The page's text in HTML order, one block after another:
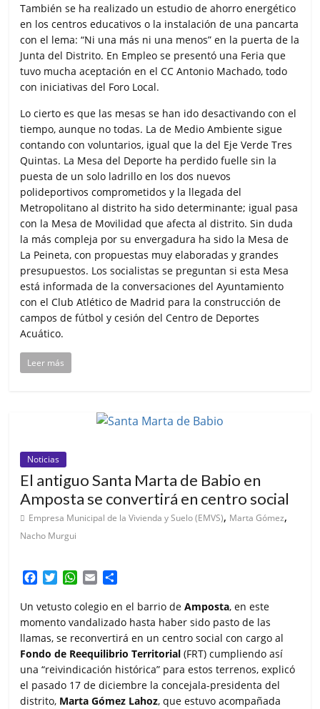
También se ha realizado un estudio de ahorro energético
en los centros educativos o la instalación de una pancarta
con el lema: “Ni una más ni una menos” en la puerta de la
Junta del Distrito. En Empleo se presentó una Feria que
tuvo mucha aceptación en el CC Antonio Machado, todo
con iniciativas del Foro Local.
Lo cierto es que las mesas se han ido desactivando con el
tiempo, aunque no todas. La de Medio Ambiente sigue
contando con voluntarios, igual que la del Eje Verde Tres
Quintas. La Mesa del Deporte ha perdido fuelle sin la
puesta de un solo ladrillo en los dos nuevos
polideportivos comprometidos y la llegada del
Metropolitano al distrito ha sido determinante; igual pasa
con la Mesa de Movilidad que afecta al distrito. Sin duda
la más compleja por su envergadura ha sido la Mesa de
La Peineta, con propuestas muy elaboradas y grandes
presupuestos. Los socialistas se preguntan si esta Mesa
está informada de la conversaciones del Ayuntamiento
con el Club Atlético de Madrid para la construcción de
campos de fútbol y cesión del Centro de Deportes
Acuático.
Leer más
Noticias
El antiguo Santa Marta de Babio en
Amposta se convertirá en centro social
Empresa Municipal de la Vivienda y Suelo (EMVS), Marta Gómez,
Nacho Murgui
c
e
b
o
o
k
i
t
t
e
W
a
t
s
A
p
p
a
i
l
m
p
a
r
i
r
Un vetusto colegio en el barrio deAmposta, en este
momento vandalizado hasta haber sido pasto de las
llamas, se reconvertirá en un centro social con cargo al
Fondo de Reequilibrio Territorial (FRT) cumpliendo así
una “reivindicación histórica” para estos terrenos, explicó
el pasado 17 de diciembre la concejala-presidenta del
distrito, Marta Gómez Lahoz, que estuvo acompañada